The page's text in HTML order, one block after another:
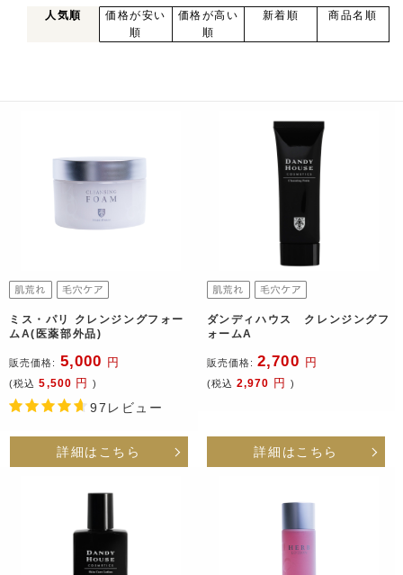
人気順
価格が安い
順
価格が高い
順
新着順 商品名順
ミス・パリ クレンジングフォー
ムA(医薬部外品)
販売価格: 5,000 円
(税込 5,500 円)
97レビュー
詳細はこちら
ダンディハウス クレンジングフ
ォームA
販売価格: 2,700 円
(税込 2,970 円 )
詳細はこちら